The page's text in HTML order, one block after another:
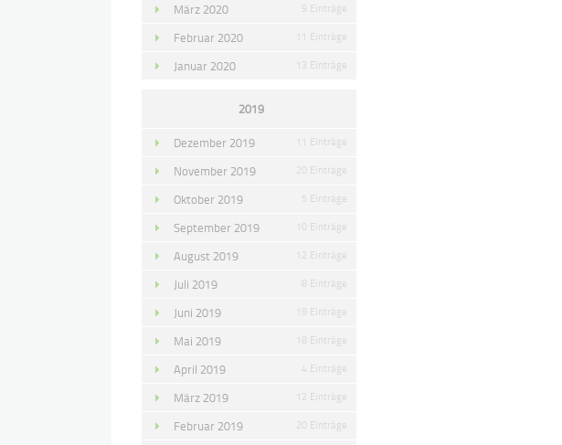
März 2020 9 Einträge
Februar 2020 11 Einträge
Januar 2020 13 Einträge
2019
Dezember 2019 11 Einträge
November 2019 20 Einträge
Oktober 2019 5 Einträge
September 2019 10 Einträge
August 2019 12 Einträge
Juli 2019 8 Einträge
Juni 2019 19 Einträge
Mai 2019 18 Einträge
April 2019 4 Einträge
März 2019 12 Einträge
Februar 2019 20 Einträge